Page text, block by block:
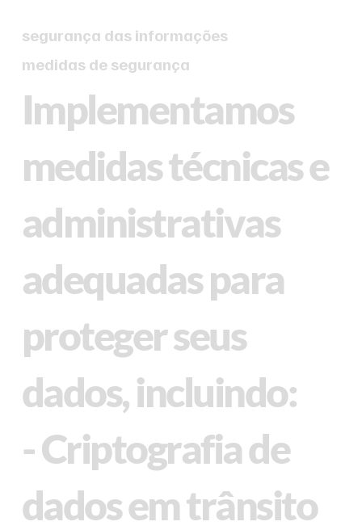
segurança das informações
medidas de segurança
Implementamos
medidas técnicas e
administrativas
adequadas para
proteger seus
dados, incluindo:
- Criptografia de
dados em trânsito